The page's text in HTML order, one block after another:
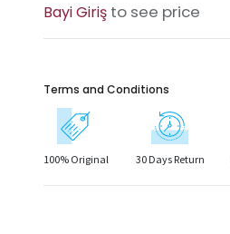
to see price
Terms and Conditions
100% Original 30 Days Return